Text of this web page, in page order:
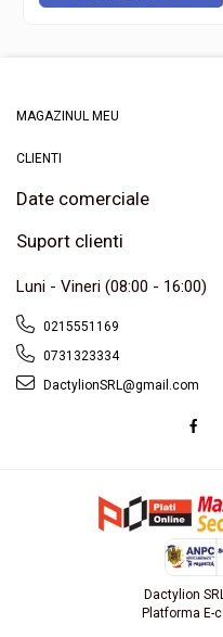
MAGAZINUL MEU
CLIENTI
Date comerciale
Suport clienti
Luni - Vineri (08:00 - 16:00)
0215551169
0731323334
DactylionSRL@gmail.com
Dactylion
Platforma E-